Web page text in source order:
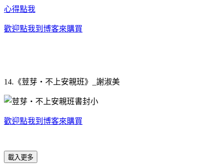
心得點我
歡迎點我到博客來購買
14.《荳芽‧不上安親班》_謝淑美
歡迎點我到博客來購買
載入更多